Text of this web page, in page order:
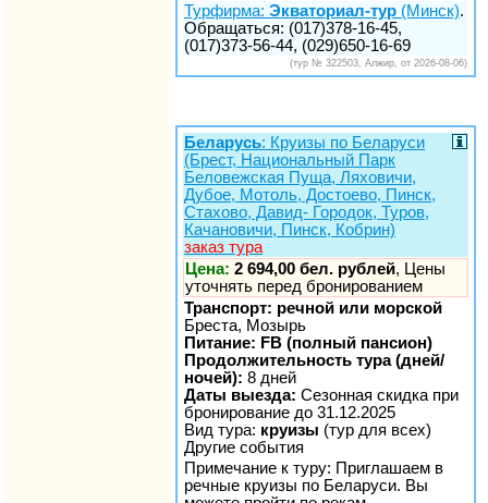
Турфирма: Экваториал-тур (Минск).
Обращаться: (017)378-16-45,
(017)373-56-44, (029)650-16-69
(тур № 322503, Алжир, от 2026-08-06)
Беларусь: Круизы по Беларуси
(Брест, Национальный Парк
Беловежская Пуща, Ляховичи,
Дубое, Мотоль, Достоево, Пинск,
Стахово, Давид- Городок, Туров,
Качановичи, Пинск, Кобрин)
заказ тура
Цена: 2 694,00 бел. рублей, Цены
уточнять перед бронированием
Транспорт: речной или морской
Бреста, Мозырь
Питание: FB (полный пансион)
Продолжительность тура (дней/
ночей): 8 дней
Даты выезда: Сезонная скидка при
бронирование до 31.12.2025
Вид тура: круизы (тур для всех)
Другие события
Примечание к туру: Приглашаем в
речные круизы по Беларуси. Вы